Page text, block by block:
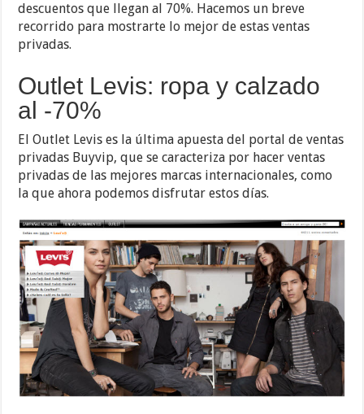
descuentos que llegan al 70%. Hacemos un breve
recorrido para mostrarte lo mejor de estas ventas
privadas.
Outlet Levis: ropa y calzado
al -70%
El Outlet Levis es la última apuesta del portal de ventas
privadas Buyvip, que se caracteriza por hacer ventas
privadas de las mejores marcas internacionales, como
la que ahora podemos disfrutar estos días.